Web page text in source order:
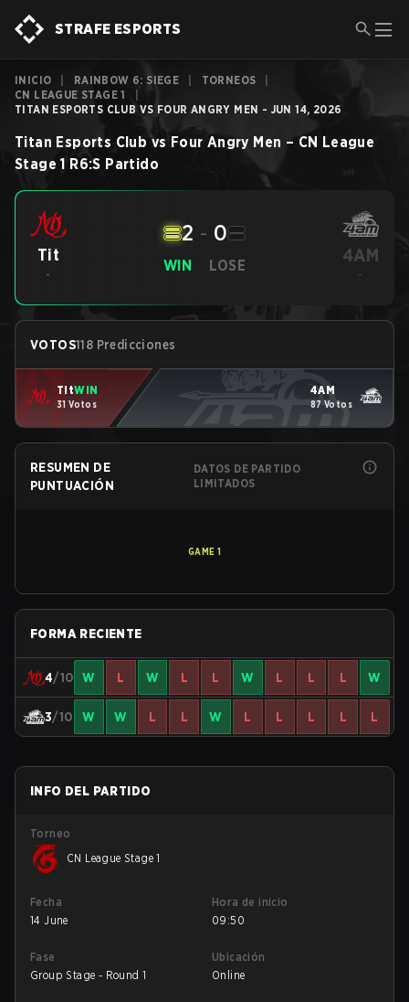
STRAFE ESPORTS
INICIO RAINBOW 6: SIEGE TORNEOS
CN LEAGUE STAGE 1
TITAN ESPORTS CLUB VS FOUR ANGRY MEN - JUN 14, 2026
Titan Esports Club vs Four Angry Men – CN League
Stage 1 R6:S Partido
Tit
-
WIN
2 - 0
LOSE 4AM
-
VOTOS118 Predicciones
TitWIN
31 Votos
4AM
87 Votos
RESUMEN DE
PUNTUACIÓN
DATOS DE PARTIDO
LIMITADOS
GAME 1
FORMA RECIENTE
4/10 W L W L L W L L L W
3/10 W W L L W L L L L L
INFO DEL PARTIDO
Torneo
CN League Stage 1
Fecha
14 June
Hora de inicio
09:50
Fase
Group Stage - Round 1
Ubicación
Online